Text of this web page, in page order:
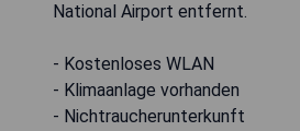
National Airport entfernt.
- Kostenloses WLAN
- Klimaanlage vorhanden
- Nichtraucherunterkunft